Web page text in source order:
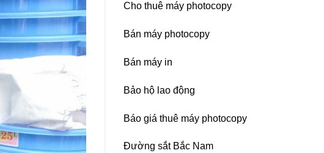
Cho thuê máy photocopy
Bán máy photocopy
Bán máy in
Bảo hộ lao động
Báo giá thuê máy photocopy
Đường sắt Bắc Nam